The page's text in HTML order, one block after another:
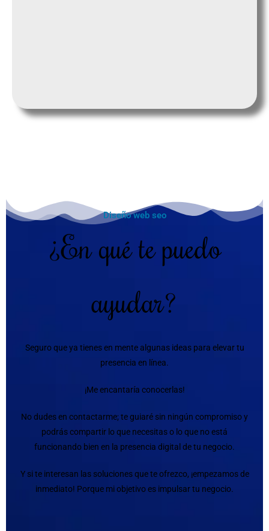
Diseño web seo
¿En qué te puedo
ayudar?
Seguro que ya tienes en mente algunas ideas para elevar tu
presencia en línea.
¡Me encantaría conocerlas!
No dudes en contactarme; te guiaré sin ningún compromiso y
podrás compartir lo que necesitas o lo que no está
funcionando bien en la presencia digital de tu negocio.
Y si te interesan las soluciones que te ofrezco, ¡empezamos de
inmediato! Porque mi objetivo es impulsar tu negocio.